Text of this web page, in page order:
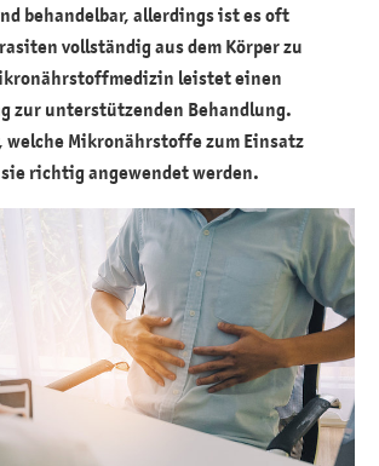
behandelbar, allerdings ist es oft
vollständig aus dem Körper zu
leistet einen
zur unterstützenden Behandlung.
welche Mikronährstoffe zum Einsatz
richtig angewendet werden.